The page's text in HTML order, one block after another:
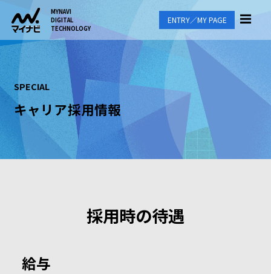
MYNAVI
DIGITAL
TECHNOLOGY
ENTRY／MY PAGE
SPECIAL
キャリア採用情報
採用時の待遇
給与